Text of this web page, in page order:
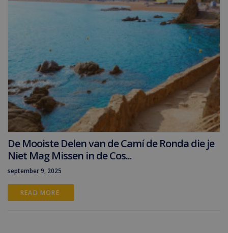
De Mooiste Delen van de Camí de Ronda die je
Niet Mag Missen in de Cos...
september 9, 2025
READ MORE